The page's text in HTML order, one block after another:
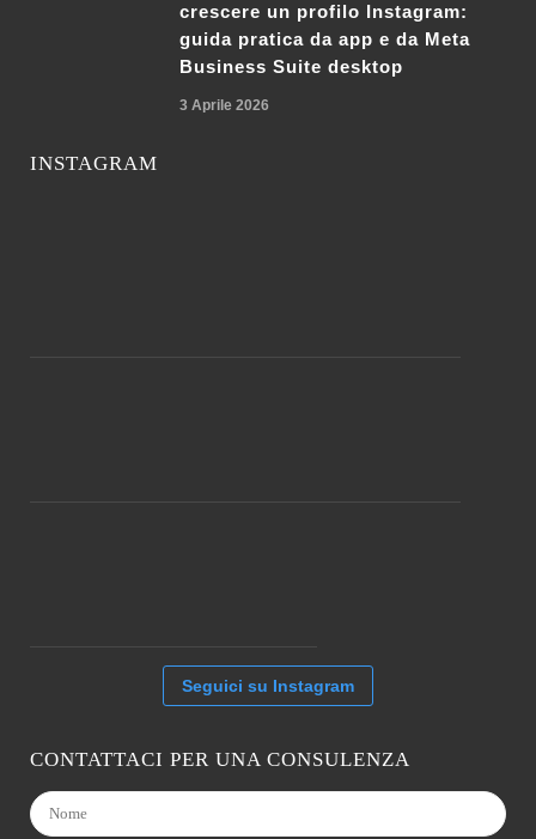
crescere un profilo Instagram:
guida pratica da app e da Meta
Business Suite desktop
3 Aprile 2026
INSTAGRAM
Seguici su Instagram
CONTATTACI PER UNA CONSULENZA